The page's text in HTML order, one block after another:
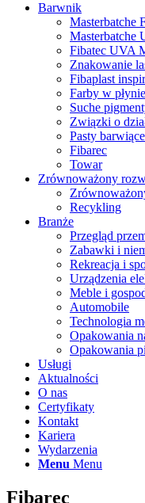
Barwnik
Masterbatche
Masterbatche
Fibatec UVA
Znakowanie
Fibaplast
Farby w
Suche
Związki o
Pasty
Fibarec
Towar
Zrównoważony
Recykling
Branże
Przegląd
Zabawki i
Rekreacja i
Urządzenia
Meble i
Automobile
Technologia
Opakowania
Opakowania
Usługi
Aktualności
O nas
Certyfikaty
Kontakt
Kariera
Wydarzenia
Menu Menu
Fibarec